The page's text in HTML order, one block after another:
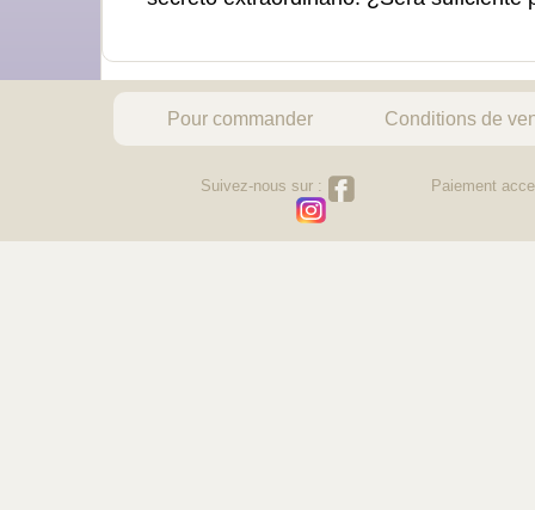
Pour commander Conditions de
Suivez-nous sur : Paiement